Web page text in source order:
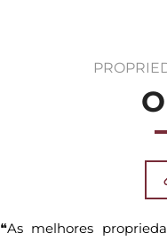
❝As melhores